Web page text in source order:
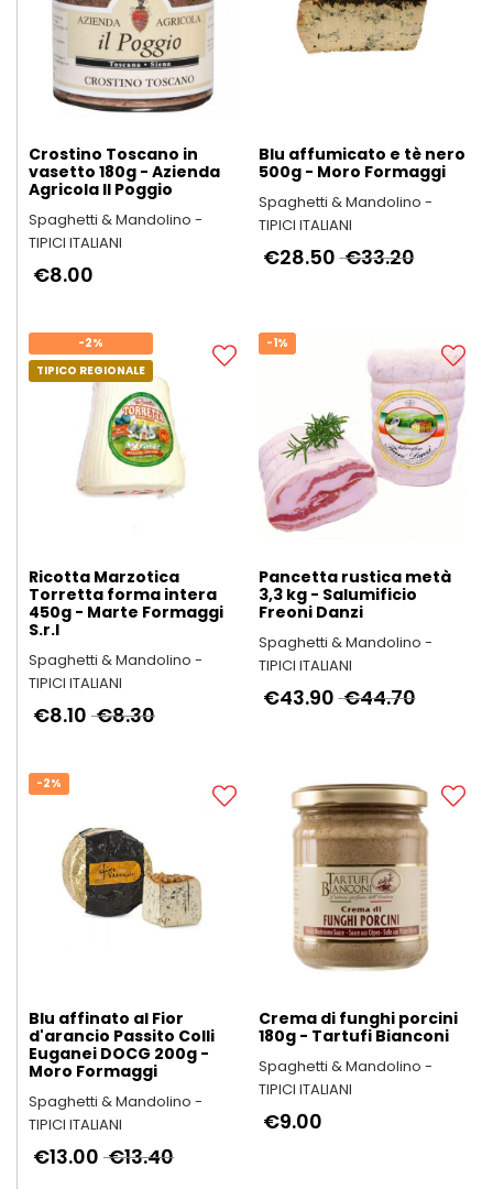
Crostino Toscano in
vasetto 180g - Azienda
Agricola Il Poggio
Spaghetti & Mandolino -
TIPICI ITALIANI
€8.00
Blu affumicato e tè nero
500g - Moro Formaggi
Spaghetti & Mandolino -
TIPICI ITALIANI
€33.20
€28.50
-2%
TIPICO REGIONALE
Ricotta Marzotica
Torretta forma intera
450g - Marte Formaggi
S.r.l
Spaghetti & Mandolino -
TIPICI ITALIANI
€8.30
€8.10
-1%
Pancetta rustica metà
3,3 kg - Salumificio
Freoni Danzi
Spaghetti & Mandolino -
TIPICI ITALIANI
€44.70
€43.90
-2%
Blu affinato al Fior
d'arancio Passito Colli
Euganei DOCG 200g -
Moro Formaggi
Spaghetti & Mandolino -
TIPICI ITALIANI
€13.40
€13.00
Crema di funghi porcini
180g - Tartufi Bianconi
Spaghetti & Mandolino -
TIPICI ITALIANI
€9.00